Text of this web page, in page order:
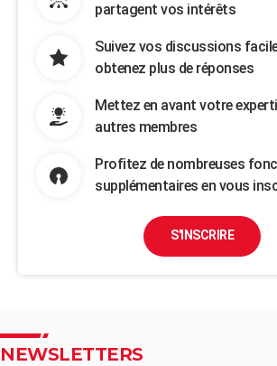
partagent vos intérêts
Suivez vos discussions
obtenez plus de réponses
Mettez en avant votre
autres membres
Profitez de nombreuses
supplémentaires en vous
S'INSCRIRE
NEWSLETTERS